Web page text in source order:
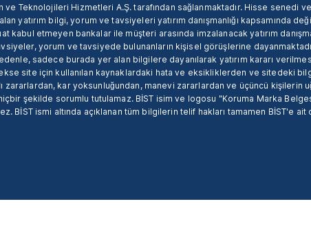
ve Teknolojileri Hizmetleri A.Ş. tarafından sağlanmaktadır. Hisse senedi
bilgi, yorum ve tavsiyeleri yatırım danışmanlığı kapsamında
etmeyen bankalar ile müşteri arasında imzalanacak yatırım
yorum ve tavsiyede bulunanların kişisel görüşlerine
sadece burada yer alan bilgilere dayanılarak yatırım kararı
site için kullanılan kaynaklardaki hata ve eksikliklerden ve sitedeki
kar yoksunluğundan, manevi zararlardan ve üçüncü kişilerin
şekilde sorumlu tutulamaz. BİST isim ve logosu "Koruma Marka
BİST ismi altında açıklanan tüm bilgilerin telif hakları tamamen BİST'e ait